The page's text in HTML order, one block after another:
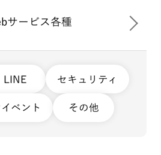
サービス各種
LINE セキュリティ
ベント その他